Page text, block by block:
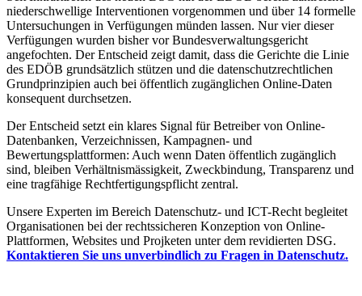
niederschwellige Interventionen vorgenommen und über 14 formelle
Untersuchungen in Verfügungen münden lassen. Nur vier dieser
Verfügungen wurden bisher vor Bundesverwaltungsgericht
angefochten. Der Entscheid zeigt damit, dass die Gerichte die Linie
des EDÖB grundsätzlich stützen und die datenschutzrechtlichen
Grundprinzipien auch bei öffentlich zugänglichen Online-Daten
konsequent durchsetzen.
Der Entscheid setzt ein klares Signal für Betreiber von Online-
Datenbanken, Verzeichnissen, Kampagnen- und
Bewertungsplattformen: Auch wenn Daten öffentlich zugänglich
sind, bleiben Verhältnismässigkeit, Zweckbindung, Transparenz und
eine tragfähige Rechtfertigungspflicht zentral.
Unsere Experten im Bereich Datenschutz- und ICT-Recht begleitet
Organisationen bei der rechtssicheren Konzeption von Online-
Plattformen, Websites und Projketen unter dem revidierten DSG.
Kontaktieren Sie uns unverbindlich zu Fragen in Datenschutz.